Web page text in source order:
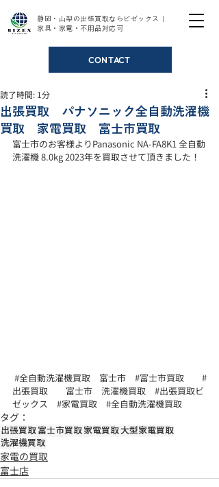
静岡・山梨の出張買取ならビゼックス｜
家具・家電・不用品対応可
CONTACT
出張買取 パナソニック全自動洗濯機
買取 家電買取 富士市買取
読了時間: 1分
富士市のお客様よりPanasonic NA-FA8K1 全自動
洗濯機 8.0kg 2023年を買取させて頂きました！
#全自動洗濯機買取 富士市 #富士市買取
#
出張買取 富士市　洗濯機買取 #出張買取ビ
ゼックス
#家電買取 #全自動洗濯機買取
タグ：
出張買取 富士市買取 家電買取大型家電買取
洗濯機買取
家電の買取
富士店